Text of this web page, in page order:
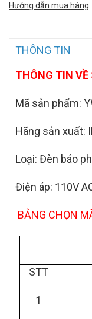
Hướng dẫn mua hàng
THÔNG TIN
THÔNG TIN
Mã sản phẩm:
Hãng sản xuất:
Loại: Đèn báo
Điện áp: 110V
BẢNG CHỌN
STT
1